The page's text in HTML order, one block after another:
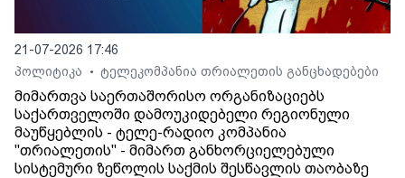
21-07-2026 17:46
პოლიტიკა
• ტელეკომპანია თრიალეთის განცხადებები
მიმართვა საერთაშორისო ორგანიზაციებს
საქართველოში დამოუკიდებელი რეგიონული
მაუწყებლის - ტელე-რადიო კომპანია
"თრიალეთის" - მიმართ განხორციელებული
სისტემური ზეწოლის საქმის შესწავლის თაობაზე